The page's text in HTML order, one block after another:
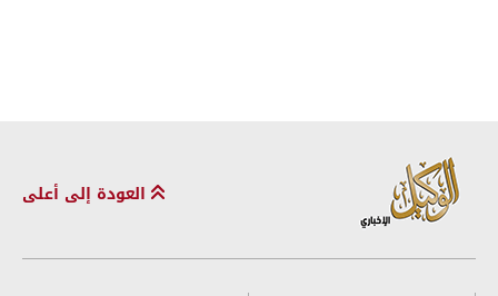
العودة إلى أعلى